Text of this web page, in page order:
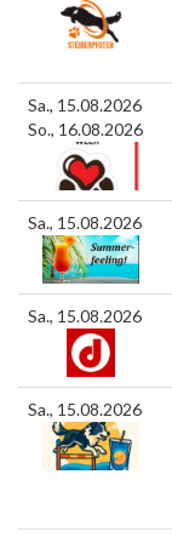
Sa., 15.08.2026
So., 16.08.2026
Sa., 15.08.2026
Sa., 15.08.2026
Sa., 15.08.2026